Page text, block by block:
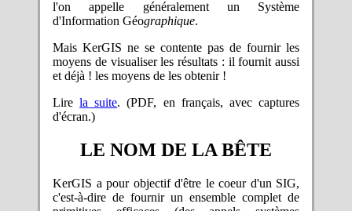
l'on appelle généralement un Système
d'Information Géographique.
Mais KerGIS ne se contente pas de fournir les
moyens de visualiser les résultats : il fournit aussi
et déjà ! les moyens de les obtenir !
Lirela suite. (PDF, en français, avec captures
d'écran.)
LE NOM DE LA BÊTE
KerGIS a pour objectif d'être le coeur d'un SIG,
c'est-à-dire de fournir un ensemble complet de